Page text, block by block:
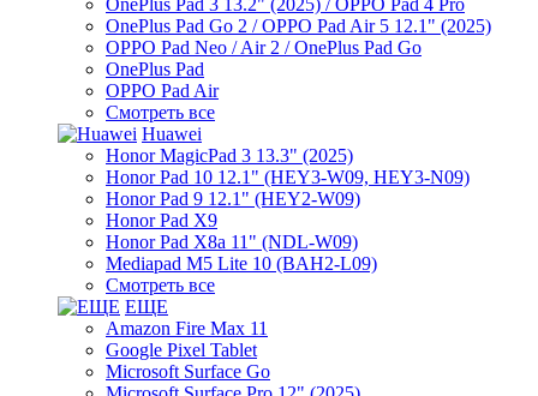
OnePlus Pad 3 13.2" (2025) / OPPO Pad 4 Pro
OnePlus Pad Go 2 / OPPO Pad Air 5 12.1" (2025)
OPPO Pad Neo / Air 2 / OnePlus Pad Go
OnePlus Pad
OPPO Pad Air
Смотреть все
Huawei
Honor MagicPad 3 13.3" (2025)
Honor Pad 10 12.1" (HEY3-W09, HEY3-N09)
Honor Pad 9 12.1" (HEY2-W09)
Honor Pad X9
Honor Pad X8a 11" (NDL-W09)
Mediapad M5 Lite 10 (BAH2-L09)
Смотреть все
ЕЩЕ
Amazon Fire Max 11
Google Pixel Tablet
Microsoft Surface Go